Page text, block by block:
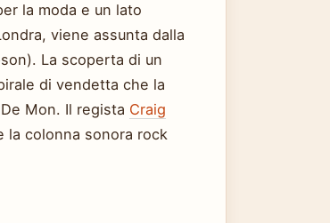
la moda e un lato
viene assunta dalla
La scoperta di un
di vendetta che la
Mon. Il regista Craig
la colonna sonora rock